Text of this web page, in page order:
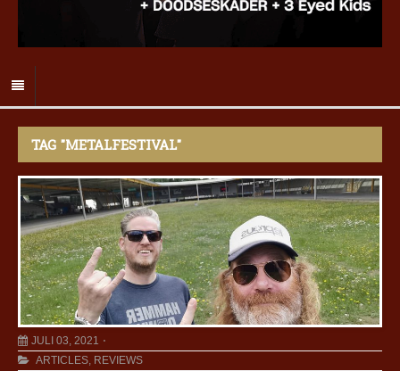
TAG "METALFESTIVAL"
JULI 03, 2021
ARTICLES, REVIEWS